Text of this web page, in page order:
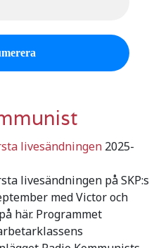
livesändningen 2025-
livesändningen på SKP:s
med Victor och
här. Programmet